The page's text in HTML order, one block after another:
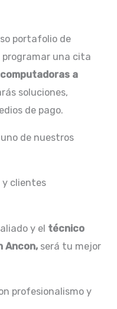
portafolio de
programar una cita
a
soluciones,
de pago.
de nuestros
y clientes
y el técnico
Ancon, será tu mejor
profesionalismo y